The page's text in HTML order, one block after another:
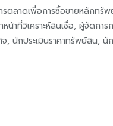
รตลาดเพื่อการซื้อขายหลัก
น้าที่วิเคราะห์สินเชื่อ, ผู้จัดการ
, นักประเมินราคาทรัพย์สิน, นั